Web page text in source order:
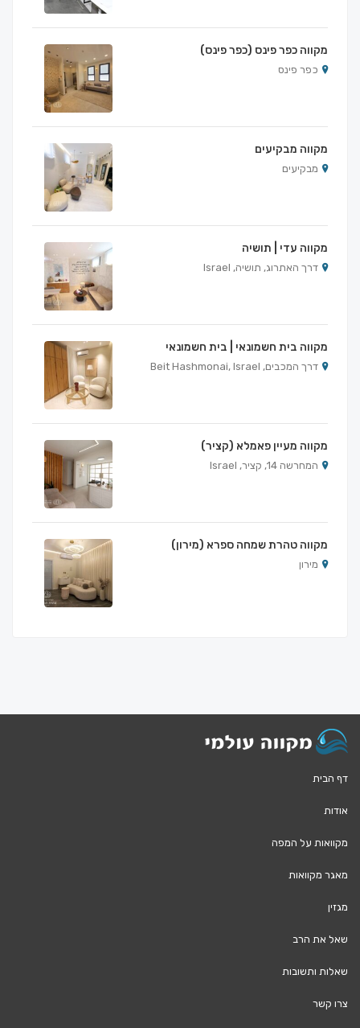
מקווה כפר פינס (כפר פינס)
כפר פינס
מקווה מבקיעים
מבקיעים
מקווה עדי | תושיה
דרך האתרוג, תושיה, Israel
מקווה בית חשמונאי | בית חשמונאי
דרך המכבים, Beit Hashmonai, Israel
מקווה מעיין פאמלא (קציר)
המחרשה 14, קציר, Israel
מקווה טהרת שמחה ספרא (מירון)
מירון
דף הבית
אודות
מקוואות על המפה
מאגר מקוואות
מגזין
שאל את הרב
שאלות ותשובות
צרו קשר